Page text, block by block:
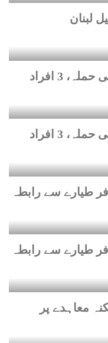
لبنان
3 افراد
3 افراد
طیارے سے رابطہ
طیارے سے رابطہ
معاہدے پر